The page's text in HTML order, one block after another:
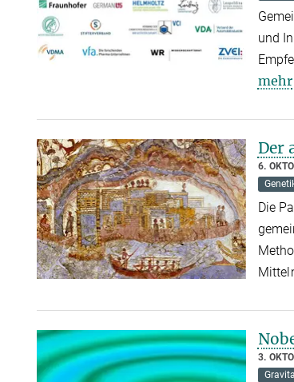
und
mehr
Der
6.
Die
3.